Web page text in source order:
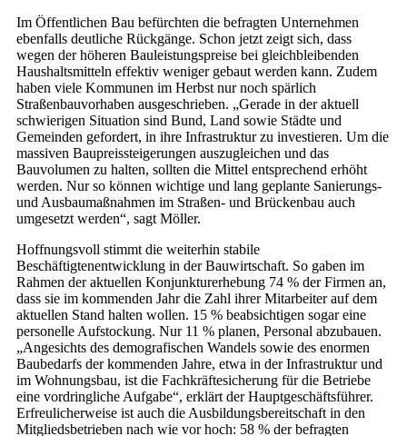
Im Öffentlichen Bau befürchten die befragten Unternehmen
ebenfalls deutliche Rückgänge. Schon jetzt zeigt sich, dass
wegen der höheren Bauleistungspreise bei gleichbleibenden
Haushaltsmitteln effektiv weniger gebaut werden kann. Zudem
haben viele Kommunen im Herbst nur noch spärlich
Straßenbauvorhaben ausgeschrieben. „Gerade in der aktuell
schwierigen Situation sind Bund, Land sowie Städte und
Gemeinden gefordert, in ihre Infrastruktur zu investieren. Um die
massiven Baupreissteigerungen auszugleichen und das
Bauvolumen zu halten, sollten die Mittel entsprechend erhöht
werden. Nur so können wichtige und lang geplante Sanierungs-
und Ausbaumaßnahmen im Straßen- und Brückenbau auch
umgesetzt werden“, sagt Möller.
Hoffnungsvoll stimmt die weiterhin stabile
Beschäftigtenentwicklung in der Bauwirtschaft. So gaben im
Rahmen der aktuellen Konjunkturerhebung 74 % der Firmen an,
dass sie im kommenden Jahr die Zahl ihrer Mitarbeiter auf dem
aktuellen Stand halten wollen. 15 % beabsichtigen sogar eine
personelle Aufstockung. Nur 11 % planen, Personal abzubauen.
„Angesichts des demografischen Wandels sowie des enormen
Baubedarfs der kommenden Jahre, etwa in der Infrastruktur und
im Wohnungsbau, ist die Fachkräftesicherung für die Betriebe
eine vordringliche Aufgabe“, erklärt der Hauptgeschäftsführer.
Erfreulicherweise ist auch die Ausbildungsbereitschaft in den
Mitgliedsbetrieben nach wie vor hoch: 58 % der befragten